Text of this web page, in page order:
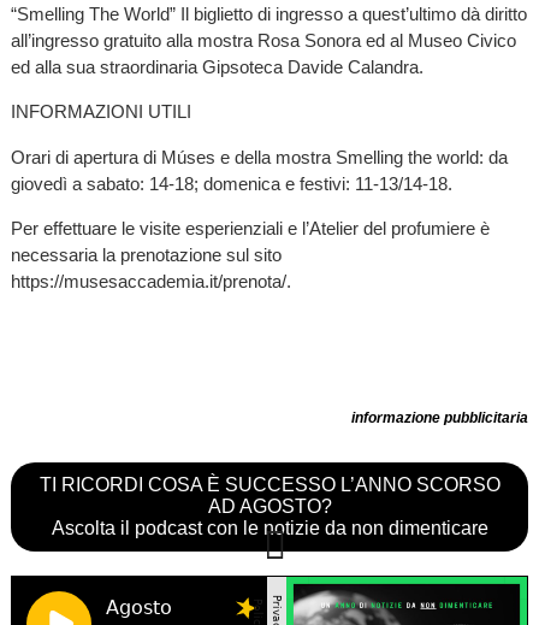
“Smelling The World” Il biglietto di ingresso a quest’ultimo dà diritto
all’ingresso gratuito alla mostra Rosa Sonora ed al Museo Civico
ed alla sua straordinaria Gipsoteca Davide Calandra.
INFORMAZIONI UTILI
Orari di apertura di Múses e della mostra Smelling the world: da
giovedì a sabato: 14-18; domenica e festivi: 11-13/14-18.
Per effettuare le visite esperienziali e l’Atelier del profumiere è
necessaria la prenotazione sul sito
https://musesaccademia.it/prenota/.
informazione pubblicitaria
TI RICORDI COSA È SUCCESSO L’ANNO SCORSO
AD AGOSTO?
Ascolta il podcast con le notizie da non dimenticare